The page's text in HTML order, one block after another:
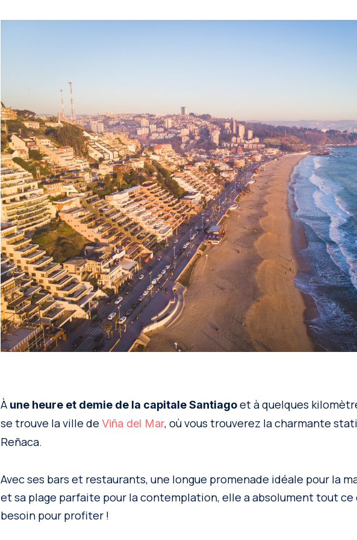
À une heure et demie de la capitale Santiagoet à quelques
se trouve la ville de Viña del Mar, où vous trouverez la charmante
Reñaca.
Avec ses bars et restaurants, une longue promenade idéale pour la
et sa plage parfaite pour la contemplation, elle a absolument tout ce
besoin pour profiter !